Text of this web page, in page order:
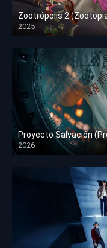
Zootrópolis 2
2025
HD 1080p
Proyecto Salvación
2026
HD 1080p